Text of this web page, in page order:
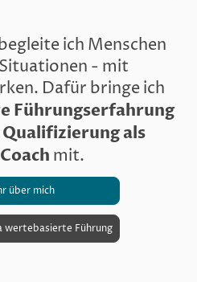
ich Menschen
- mit
Dafür bringe ich
Führungserfahrung
als
mit.
wertebasierte Führung
mich